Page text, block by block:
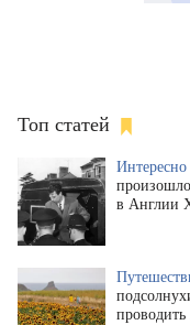
Топ статей
Интересно
произошло
в Англии
проводить